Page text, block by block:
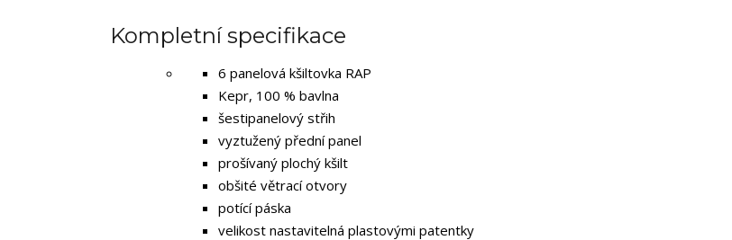
Kompletní specifikace
6 panelová kšiltovka RAP
Kepr, 100 % bavlna
šestipanelový střih
vyztužený přední panel
prošívaný plochý kšilt
obšité větrací otvory
potící páska
velikost nastavitelná plastovými patentky